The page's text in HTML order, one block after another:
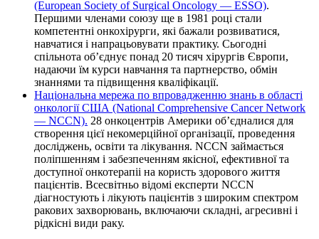
(European Society of Surgical Oncology — ESSO).
Першими членами союзу ще в 1981 році стали
компетентні онкохірурги, які бажали розвиватися,
навчатися і напрацьовувати практику. Сьогодні
спільнота об’єднує понад 20 тисяч хірургів Європи,
надаючи їм курси навчання та партнерство, обмін
знаннями та підвищення кваліфікації.
Національна мережа по впровадженню знань в області
онкології США (National Comprehensive Cancer Network
— NCCN). 28 онкоцентрів Америки об’єдналися для
створення цієї некомерційної організації, проведення
досліджень, освіти та лікування. NCCN займається
поліпшенням і забезпеченням якісної, ефективної та
доступної онкотерапіі на користь здорового життя
пацієнтів. Всесвітньо відомі експерти NCCN
діагностують і лікують пацієнтів з широким спектром
ракових захворювань, включаючи складні, агресивні і
рідкісні види раку.